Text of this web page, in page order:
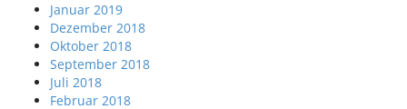
Januar 2019
Dezember 2018
Oktober 2018
September 2018
Juli 2018
Februar 2018